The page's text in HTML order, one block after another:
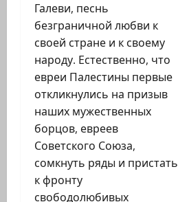
Галеви, песнь
безграничной любви к
своей стране и к своему
народу. Естественно, что
евреи Палестины первые
откликнулись на призыв
наших мужественных
борцов, евреев
Советского Союза,
сомкнуть ряды и пристать
к фронту
свободолюбивых